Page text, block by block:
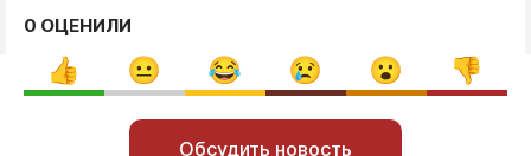
0 ОЦЕНИЛИ
Обсудить новость